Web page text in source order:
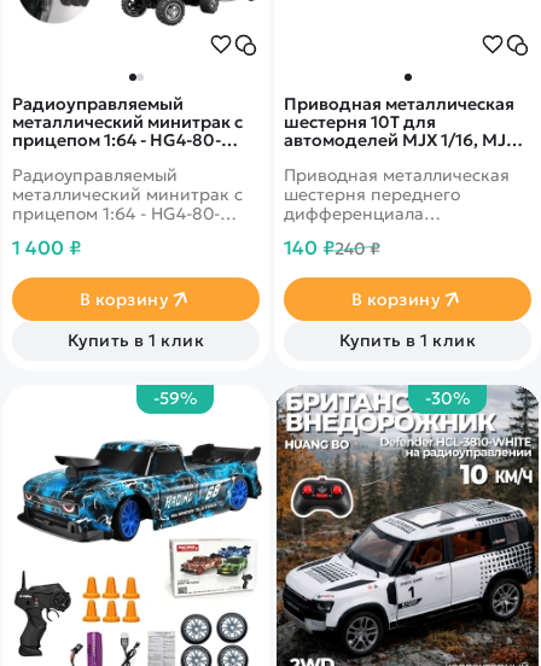
Радиоуправляемый
металлический минитрак с
прицепом 1:64 - HG4-80-
Радиоуправляемый
металлический минитрак с
прицепом 1:64 - HG4-80-
модель джипа в комплекте с
разработана специально для
преодоления всевозможных
препятствий, все колёса
имеют амортизацию и
который позволяет
запускать модели и на
1 400 ₽
В корзину
Купить в 1 клик
Приводная металлическая
шестерня 10T для
автомоделей MJX 1/16, MJX-
Приводная металлическая
шестерня переднего
дифференциала
радиоуправляемых моделей
140 ₽240 ₽
В корзину
Купить в 1 клик
-59% -30%